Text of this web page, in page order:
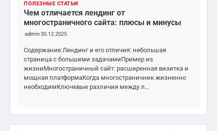
ПОЛЕЗНЫЕ СТАТЬИ
Чем отличается лендинг от
многостраничного сайта: плюсы и минусы
admin30.12.2025
Содержание:Лендинг и его отличия: небольшая
страница с большими задачамиПример из
жизниМногостраничный сайт: расширенная визитка и
мощная платформаКогда многостраничник жизненно
необходимКлючевые различия между л…